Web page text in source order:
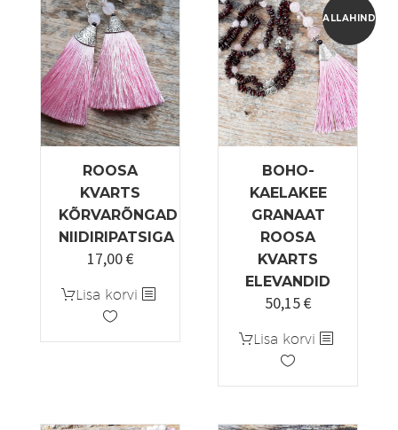
ROOSA
KVARTS
KÕRVARÕNGAD
NIIDIRIPATSIGA
17,00€
Lisa korvi
ALLAHINDLUS!
BOHO-
KAELAKEE
GRANAAT
ROOSA
KVARTS
ELEVANDID
Algne
oli:
59,00 €.
50,15€Praegune
on:
Lisa korvi